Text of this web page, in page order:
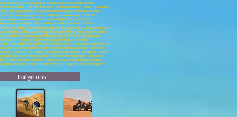
Marokko, 4x4 Vermietung in Marokko, Marokko Wüstentour,
Marokko , Freizeit Marokko , Meknes Marokko , Merzouga Dünen ,
Thalasso Agadir, Reiseveranstalter Marokko, Reisen Marokko,
in Marrakesch; Minibusvermietung in Dakhla;
Flughafentransfers;Ouarzazate Flughafentransfers;Fez
Hotel, Hotels von Marrakesch, Marrakesch Hotels,
Marokko, Marokkanische Wüste, Strand Marokko, Marokkanischer
Ausflüge, Merzouga-Dünen, Merzouga-Wüste, Merzouga Marokko,
Casablanca, Sondergruppe Marrakesch, Motivation Marrakesch,
Transfer; Trail Marokko, Safari Wüste Marokko,
in Fez, Sightseeing Meknes, Sightseeing in Casablanca, Sightseeing in
von Unterkünften Agadir, Hotel finden Marrakesch, Hotels in
Touren von Fes; Touren ab Marrakesch; Touren von Agadir; Touren
Todra-Schluchten;Dades-Schluchten;
Wüstencamp; Standard-Wüstencamp; Marokko Buggy-Touren;
Marrakesch nach Fez Wüstentour; 3 Tage Fes nach Marrakesch
Folge uns